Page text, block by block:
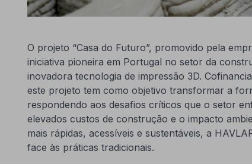
O projeto “Casa do Futuro”, promovido pela
iniciativa pioneira em Portugal no setor da
inovadora tecnologia de impressão 3D.
este projeto tem como objetivo transformar a
respondendo aos desafios críticos que o setor
elevados custos de construção e o impacto
mais rápidas, acessíveis e sustentáveis, a
face às práticas tradicionais.